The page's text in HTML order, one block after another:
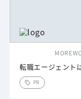
転職エージェント
PR